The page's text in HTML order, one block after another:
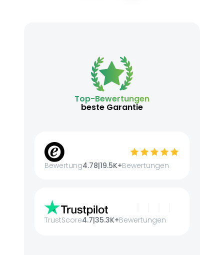
Top-Bewertungen
beste Garantie
Bewertung4.78|19.5K+Bewertungen
TrustScore4.7|35.3K+Bewertungen